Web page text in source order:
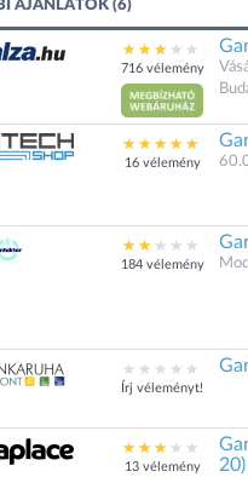
AJÁNLATOK (6)
716 vélemény
16 vélemény
184 vélemény
Írj véleményt!
13 vélemény
20)